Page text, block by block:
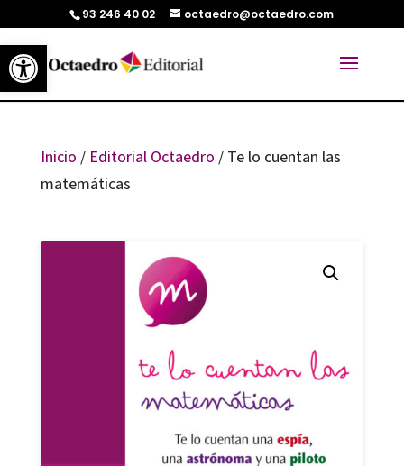
Abrir barra de herramientas
93 246 40 02 octaedro@octaedro.com
Inicio / Editorial Octaedro / Te lo cuentan las
matemáticas